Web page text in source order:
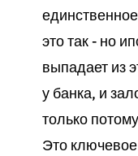
это так - но
выпадает из
у банка, и
только
Это